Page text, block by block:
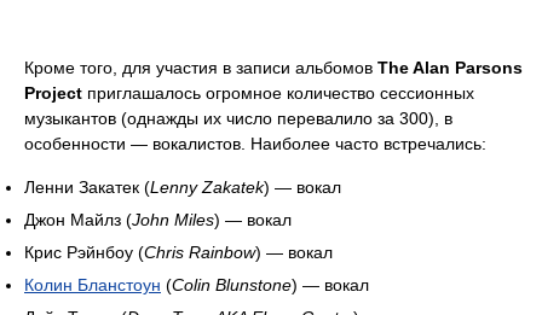
Кроме того, для участия в записи альбомов The Alan Parsons
Project приглашалось огромное количество сессионных
музыкантов (однажды их число перевалило за 300), в
особенности — вокалистов. Наиболее часто встречались:
Ленни Закатек (Lenny Zakatek) — вокал
Джон Майлз (John Miles) — вокал
Крис Рэйнбоу (Chris Rainbow) — вокал
Колин Бланстоун (Colin Blunstone) — вокал